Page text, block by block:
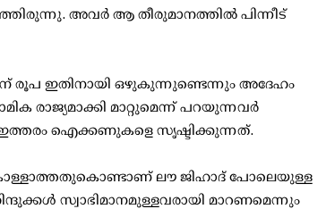
അവര്‍ ആ തീരുമാനത്തില്‍ പിന്നീട്
രൂപ ഇതിനായി ഒഴുകുന്നുണ്ടെന്നും അദേഹം
രാജ്യമാക്കി മാറ്റുമെന്ന് പറയുന്നവര്‍
ഐക്കണുകളെ സൃഷ്ടിക്കുന്നത്.
ലൗ ജിഹാദ് പോലെയുള്ള
സ്വാഭിമാനമുള്ളവരായി മാറണമെന്നും